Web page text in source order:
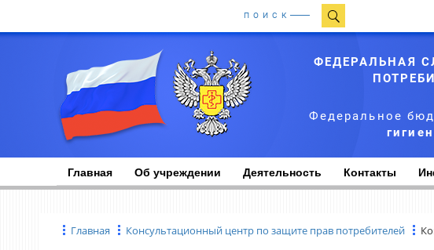
ПОИСК
ФЕДЕРАЛЬНАЯ
Федеральное
Главная Об учреждении Деятельность Контакты
Главная Консультационный центр по защите прав потребителей